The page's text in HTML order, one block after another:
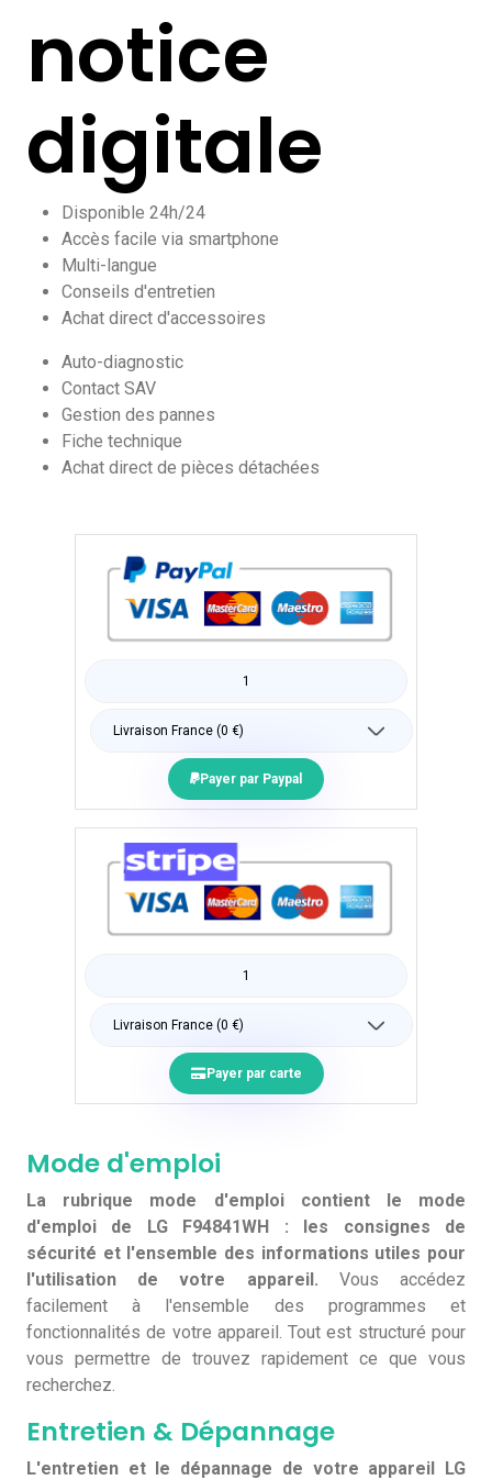
notice
digitale
Disponible 24h/24
Accès facile via smartphone
Multi-langue
Conseils d'entretien
Achat direct d'accessoires
Auto-diagnostic
Contact SAV
Gestion des pannes
Fiche technique
Achat direct de pièces détachées
Payer par Paypal
Payer par carte
Mode d'emploi
La rubrique mode d'emploi contient le mode
d'emploi de LG F94841WH : les consignes de
sécurité et l'ensemble des informations utiles pour
l'utilisation de votre appareil. Vous accédez
facilement à l'ensemble des programmes et
fonctionnalités de votre appareil. Tout est structuré pour
vous permettre de trouvez rapidement ce que vous
recherchez.
Entretien & Dépannage
L'entretien et le dépannage de votre appareil LG